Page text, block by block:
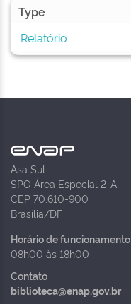
Type
Relatório
Asa Sul
SPO Área Especial 2-A
CEP 70.610-900
Brasília/DF
Horário de funcionamento
08h00 às 18h00
Contato
biblioteca@enap.gov.br